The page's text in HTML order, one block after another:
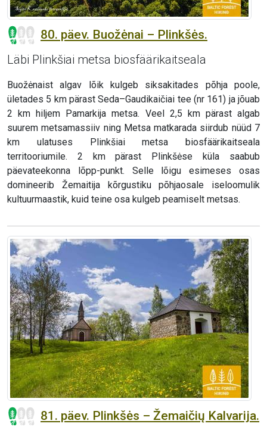
80. päev. Buožėnai – Plinkšės.
Läbi Plinkšiai metsa biosfäärikaitseala
Buožėnaist algav lõik kulgeb siksakitades põhja poole,
ületades 5 km pärast Seda–Gaudikaičiai tee (nr 161) ja jõuab
2 km hiljem Pamarkija metsa. Veel 2,5 km pärast algab
suurem metsamassiiv ning Metsa matkarada siirdub nüüd 7
km ulatuses Plinkšiai metsa biosfäärikaitseala
territooriumile. 2 km pärast Plinkšėse küla saabub
päevateekonna lõpp-punkt. Selle lõigu esimeses osas
domineerib Žemaitija kõrgustiku põhjaosale iseloomulik
kultuurmaastik, kuid teine osa kulgeb peamiselt metsas.
81. päev. Plinkšės – Žemaičių Kalvarija.